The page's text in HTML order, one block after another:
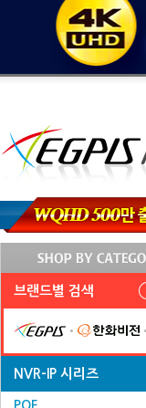
브랜드별 검색
NVR-IP 시리즈
POE